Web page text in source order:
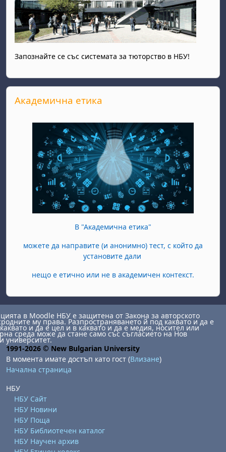
Запознайте се със системата за тюторство в НБУ!
Прескочи Академична етика
Академична етика
В "Академична етика"
можете да направите (и анонимно) тест, с който да
установите дали
нещо е етично или не в академичен контекст.
в Moodle НБУ е защитена от Закона за авторското
му права. Разпространяването й под каквато и да е
и да е цел и в каквато и да е медия, носител или
среда може да стане само със съгласието на Нов
университет.
1991-2026 © New Bulgarian University
В момента имате достъп като гост (Влизане)
Начална страница
НБУ
НБУ Сайт
НБУ Новини
НБУ Поща
НБУ Библиотечен каталог
НБУ Научен архив